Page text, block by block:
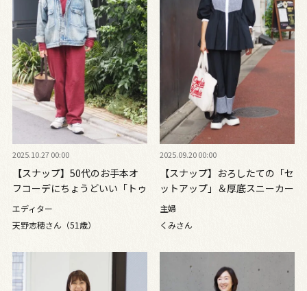
2025.10.27 00:00
【スナップ】50代のお手本オ
フコーデにちょうどいい「トゥ
ルノン」のセットアップ
エディター
天野志穂さん（51歳）
2025.09.20 00:00
【スナップ】おろしたての「セ
ットアップ」＆厚底スニーカー
で準備万端！ 吉川晃司＆奥田
主婦
くみさん